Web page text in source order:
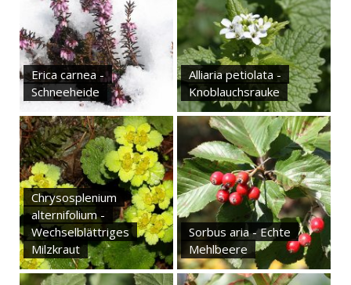
Erica carnea -
Schneeheide
Alliaria petiolata -
Knoblauchsrauke
Chrysosplenium
alternifolium -
Wechselblättriges
Milzkraut
Sorbus aria - Echte
Mehlbeere